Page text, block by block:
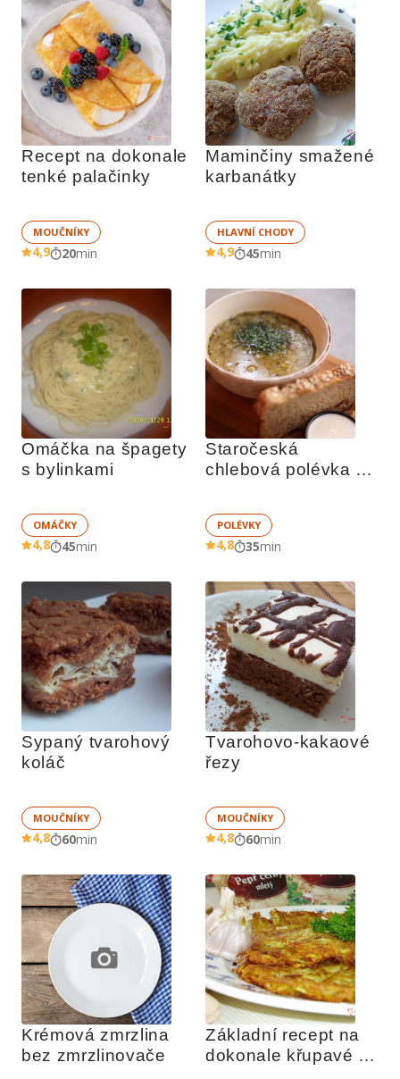
Recept na dokonale
tenké palačinky
MOUČNÍKY
4,9 20min
Maminčiny smažené
karbanátky
HLAVNÍ CHODY
4,9 45min
Omáčka na špagety
s bylinkami
OMÁČKY
4,8 45min
Staročeská
chlebová polévka s
POLÉVKY
4,8 35min
Sypaný tvarohový
koláč
MOUČNÍKY
4,8 60min
Tvarohovo-kakaové
řezy
MOUČNÍKY
4,8 60min
Krémová zmrzlina
bez zmrzlinovače
Základní recept na
dokonale křupavé